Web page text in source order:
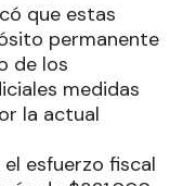
que estas
permanente
de los
medidas
la actual
esfuerzo fiscal